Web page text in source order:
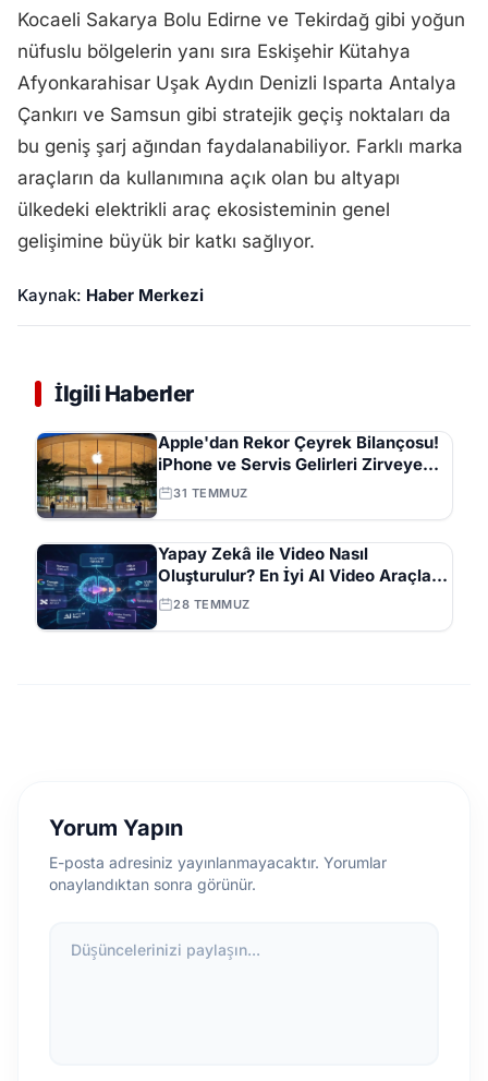
Kocaeli Sakarya Bolu Edirne ve Tekirdağ gibi yoğun
nüfuslu bölgelerin yanı sıra Eskişehir Kütahya
Afyonkarahisar Uşak Aydın Denizli Isparta Antalya
Çankırı ve Samsun gibi stratejik geçiş noktaları da
bu geniş şarj ağından faydalanabiliyor. Farklı marka
araçların da kullanımına açık olan bu altyapı
ülkedeki elektrikli araç ekosisteminin genel
gelişimine büyük bir katkı sağlıyor.
Kaynak: Haber Merkezi
İlgili Haberler
Apple'dan Rekor Çeyrek Bilançosu!
iPhone ve Servis Gelirleri Zirveye
Çıktı
31 TEMMUZ
Yapay Zekâ ile Video Nasıl
Oluşturulur? En İyi AI Video Araçları
ve İpuçları Tam Listesi
28 TEMMUZ
Yorum Yapın
E-posta adresiniz yayınlanmayacaktır. Yorumlar
onaylandıktan sonra görünür.
Düşüncelerinizi paylaşın...